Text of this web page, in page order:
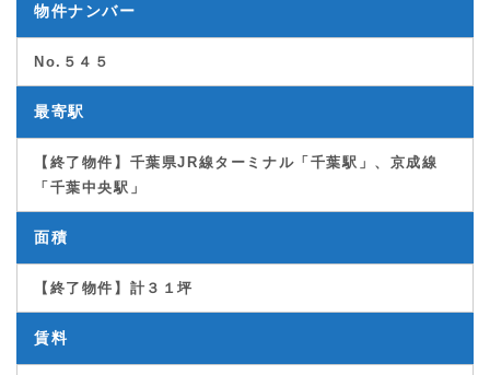
物件ナンバー
No.５４５
最寄駅
【終了物件】千葉県JR線ターミナル「千葉駅」、京成線
「千葉中央駅」
面積
【終了物件】 計３１坪
賃料